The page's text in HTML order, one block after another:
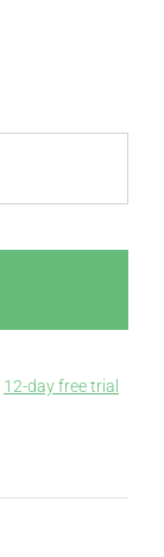
12-day free trial